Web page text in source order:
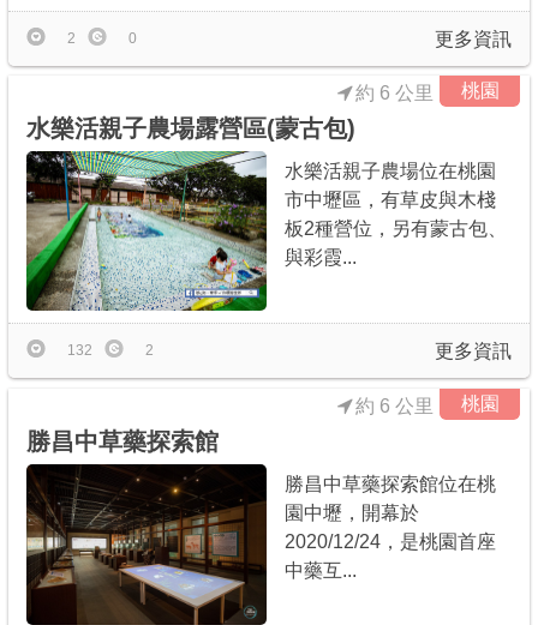
更多資訊
2 0
桃園
水樂活親子農場露營區(蒙古包)
約 6 公里
水樂活親子農場位在桃園
市中壢區，有草皮與木棧
板2種營位，另有蒙古包、
與彩霞...
更多資訊
132 2
桃園
勝昌中草藥探索館
約 6 公里
勝昌中草藥探索館位在桃
園中壢，開幕於
2020/12/24，是桃園首座
中藥互...